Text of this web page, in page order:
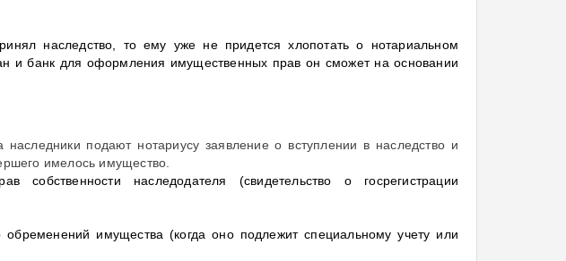
наследство, то ему уже не придется хлопотать о нотариальном
и банк для оформления имущественных прав он сможет на основании
наследники подают нотариусу заявление о вступлении в наследство и
имелось имущество.
собственности наследодателя (свидетельство о госрегистрации
обременений имущества (когда оно подлежит специальному учету или